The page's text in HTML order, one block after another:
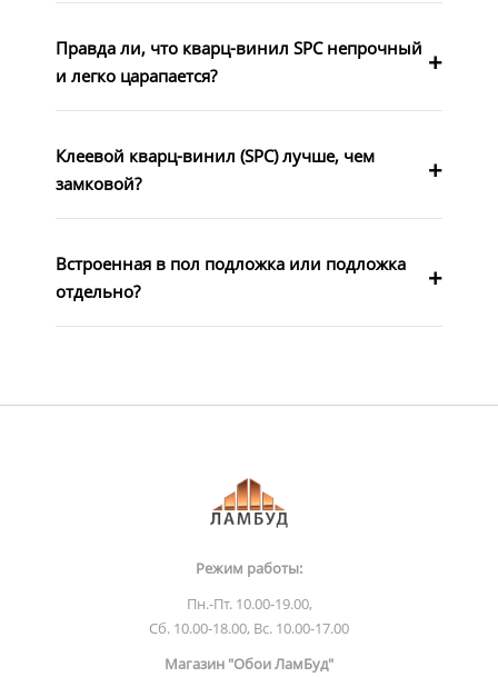
Правда ли, что кварц-винил SPC непрочный
и легко царапается?
Клеевой кварц-винил (SPC) лучше, чем
замковой?
Встроенная в пол подложка или подложка
отдельно?
Режим работы:
Пн.-Пт. 10.00-19.00,
Сб. 10.00-18.00, Вс. 10.00-17.00
Магазин "Обои ЛамБуд"